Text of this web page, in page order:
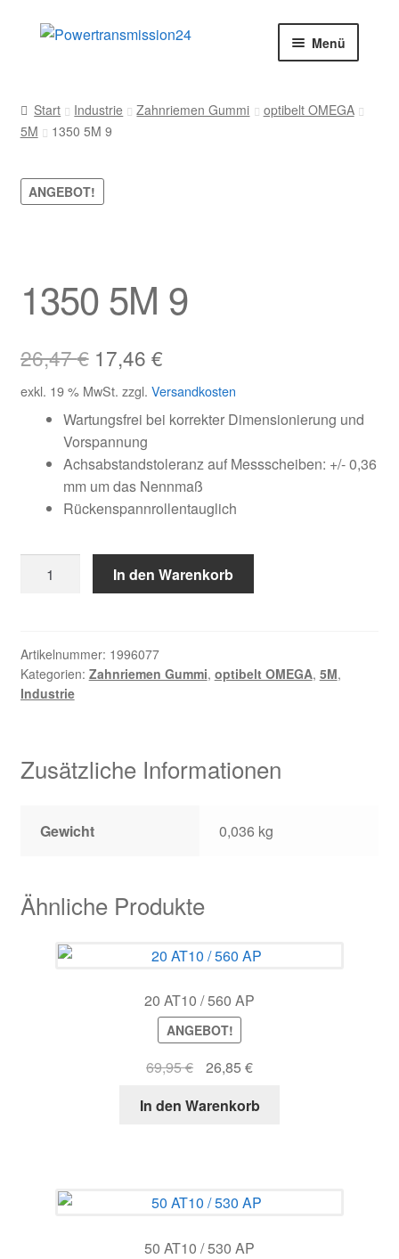
Zur
Zum
Menü
AGB
Blog
Kasse
Kontakt
Kundeninformationen
Mein Konto
Shop
Versandarten
Wiederruf
Zahlungsarten
Start Industrie Zahnriemen Gummi
optibelt OMEGA
5M
1350 5M 9
ANGEBOT!
1350 5M 9
26,47€ Ursprünglicher
Preis
war:
26,47 €
17,46 €Aktueller
Preis
ist:
17,46 €.
exkl. 19 % MwSt. zzgl. Versandkosten
Wartungsfrei bei korrekter Dimensionierung und
Vorspannung
Achsabstandstoleranz auf Messscheiben: +/- 0,36
mm um das Nennmaß
Rückenspannrollentauglich
In den Warenkorb
Artikelnummer: 1996077
Kategorien: Zahnriemen Gummi, optibelt OMEGA, 5M,
Industrie
Zusätzliche Informationen
Gewicht 0,036 kg
Ähnliche Produkte
20 AT10 / 560 AP
ANGEBOT!
69,95€
Ursprünglicher
war:
26,85 €Aktueller
ist:
In den Warenkorb
50 AT10 / 530 AP